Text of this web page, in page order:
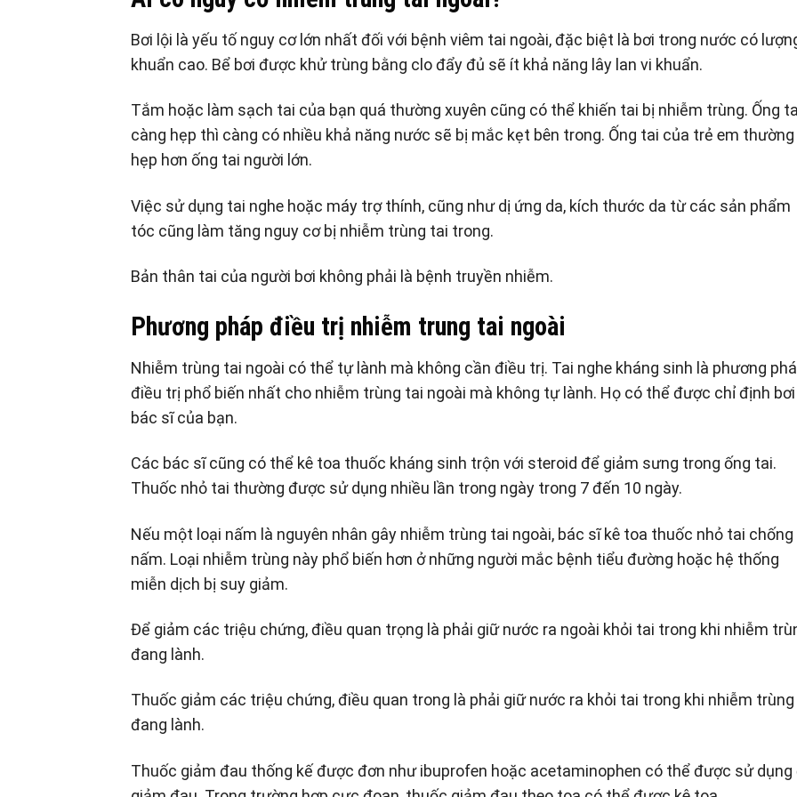
Bơi lội là yếu tố nguy cơ lớn nhất đối với bệnh viêm tai ngoài, đặc biệt là bơi trong nước có
khuẩn cao. Bể bơi được khử trùng bằng clo đẩy đủ sẽ ít khả năng lây lan vi khuẩn.
Tắm hoặc làm sạch tai của bạn quá thường xuyên cũng có thể khiến tai bị nhiễm trùng. Ống
càng hẹp thì càng có nhiều khả năng nước sẽ bị mắc kẹt bên trong. Ống tai của trẻ em thường
hẹp hơn ống tai người lớn.
Việc sử dụng tai nghe hoặc máy trợ thính, cũng như dị ứng da, kích thước da từ các sản phẩm
tóc cũng làm tăng nguy cơ bị nhiễm trùng tai trong.
Bản thân tai của người bơi không phải là bệnh truyền nhiễm.
Phương pháp điều trị nhiễm trung tai ngoài
Nhiễm trùng tai ngoài có thể tự lành mà không cần điều trị. Tai nghe kháng sinh là phương
điều trị phổ biến nhất cho nhiễm trùng tai ngoài mà không tự lành. Họ có thể được chỉ định bơi
bác sĩ của bạn.
Các bác sĩ cũng có thể kê toa thuốc kháng sinh trộn với steroid để giảm sưng trong ống tai.
Thuốc nhỏ tai thường được sử dụng nhiều lần trong ngày trong 7 đến 10 ngày.
Nếu một loại nấm là nguyên nhân gây nhiễm trùng tai ngoài, bác sĩ kê toa thuốc nhỏ tai chống
nấm. Loại nhiễm trùng này phổ biến hơn ở những người mắc bệnh tiểu đường hoặc hệ thống
miễn dịch bị suy giảm.
Để giảm các triệu chứng, điều quan trọng là phải giữ nước ra ngoài khỏi tai trong khi nhiễm
đang lành.
Thuốc giảm các triệu chứng, điều quan trong là phải giữ nước ra khỏi tai trong khi nhiễm trùng
đang lành.
Thuốc giảm đau thống kế được đơn như ibuprofen hoặc acetaminophen có thể được sử dụng